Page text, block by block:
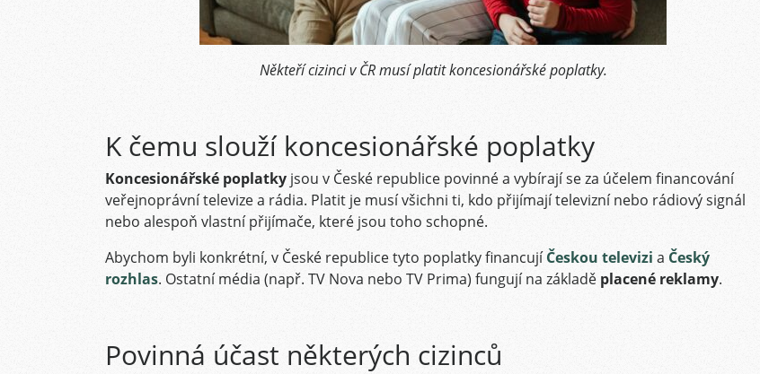
Někteří cizinci v ČR musí platit koncesionářské poplatky.
K čemu slouží koncesionářské poplatky
Koncesionářské poplatky jsou v České republice povinné a vybírají se za účelem financování
veřejnoprávní televize a rádia. Platit je musí všichni ti, kdo přijímají televizní nebo rádiový signál
nebo alespoň vlastní přijímače, které jsou toho schopné.
Abychom byli konkrétní, v České republice tyto poplatky financujíČeskou televizi a Český
rozhlas. Ostatní média (např. TV Nova nebo TV Prima) fungují na základě placené reklamy.
Povinná účast některých cizinců